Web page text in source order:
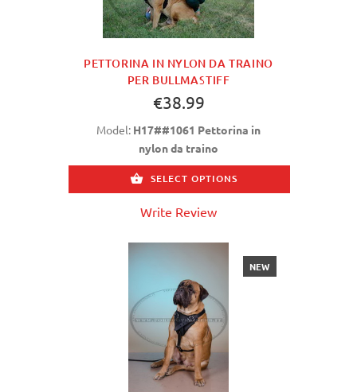
PETTORINA IN NYLON DA TRAINO
PER BULLMASTIFF
€38.99
Model: H17##1061 Pettorina in
nylon da traino
SELECT OPTIONS
Write Review
NEW